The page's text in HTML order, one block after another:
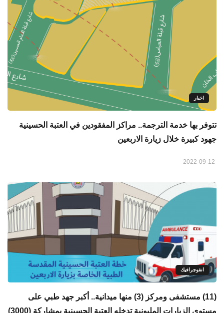
اخبار
تتوفر بها خدمة الترجمة.. مراكز المفقودين في العتبة الحسينية
جهود كبيرة خلال زيارة الاربعين
انفوجرافيك
(11) مستشفى ومركز (3) منها ميدانية.. أكبر جهد طبي على
مستوى الزيارات المليونية تدخله العتبة الحسينية بمشاركة (3000)